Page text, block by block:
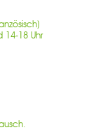
14-18 Uhr